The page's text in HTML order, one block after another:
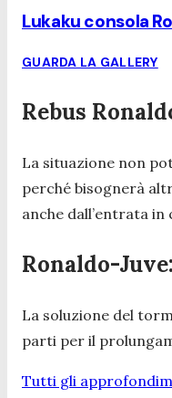
Lukaku consola
GUARDA LA GALLERY
Rebus
La situazione non
perché bisognerà
anche dall’entrata
Ronaldo-
La soluzione del
parti per il
Tutti gli